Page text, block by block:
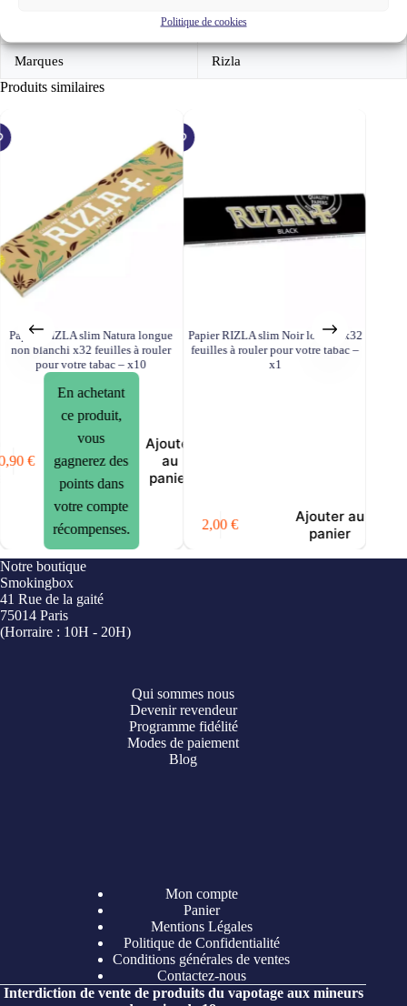
Politique de cookiesx1, x10, x25, x50
Marques Rizla
Produits similaires
Papier RIZLA slim Natura longue
non blanchi x32 feuilles à rouler
pour votre tabac – x10
€
En achetant
ce produit,
vous
gagnerez des
points dans
votre compte
récompenses.
Ajouter
au
panier
Papier RIZLA slim Noir longue x32
feuilles à rouler pour votre tabac –
x1
2,00€
Ajouter au
panier
Notre boutique
Smokingbox
41 Rue de la gaité
75014 Paris
(Horraire : 10H - 20H)
Qui sommes nous
Devenir revendeur
Programme fidélité
Modes de paiement
Blog
Mon compte
Panier
Mentions Légales
Politique de Confidentialité
Conditions générales de ventes
Contactez-nous
Interdiction de vente de produits du vapotage aux mineurs